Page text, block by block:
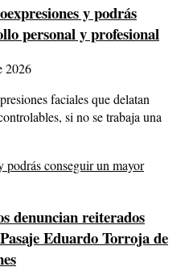
y podrás
personal y profesional
2026
faciales que delatan
si no se trabaja una
denuncian reiterados
Eduardo Torroja de